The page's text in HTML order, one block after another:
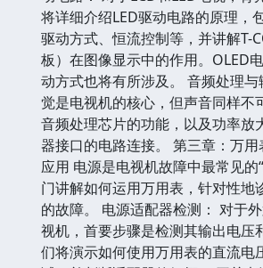
将详细介绍LED驱动电路的原理，
驱动方式、恒流控制等，并讲解T-
板）在图像显示中的作用。OLED
动方式也将有所涉及。 音频处理
觉是电视机的核心，但声音同样不
音频处理芯片的功能，以及功率放
器接口的电路连接。 第三章：万
应用 电源是电视机故障中最常见的
门讲解如何运用万用表，针对性地
的故障。 电源适配器检测： 对于
视机，首要步骤是检测其输出电压
们将演示如何使用万用表的直流电